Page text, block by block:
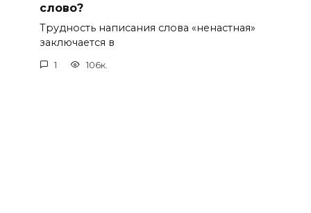
слово?
Трудность написания слова «ненастная»
заключается в
1 106к.